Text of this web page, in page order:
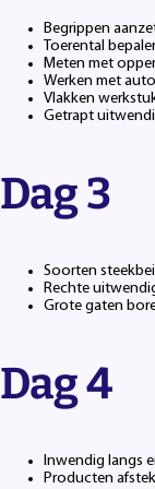
Begrippen
Toerental
Meten met
Werken met
Vlakken
Getrapt
Dag 3
Soorten
Rechte
Grote gaten
Dag 4
Inwendig langs
Producten